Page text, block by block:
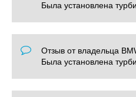
Была установлена
Отзыв от владельца
Была установлена